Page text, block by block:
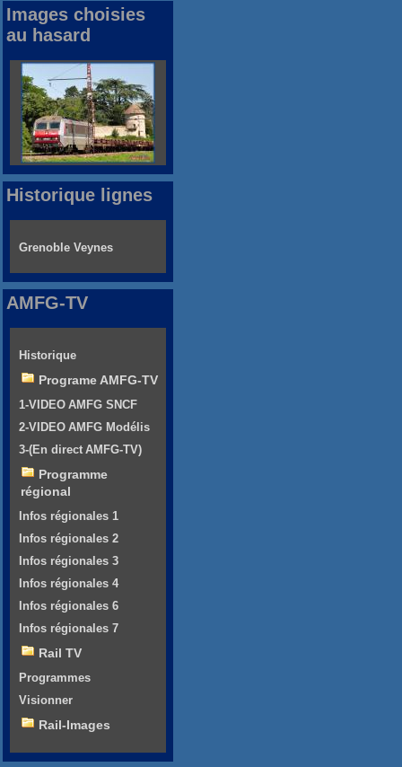
Images choisies
au hasard
Historique lignes
Grenoble Veynes
AMFG-TV
Historique
Programe AMFG-TV
1-VIDEO AMFG SNCF
2-VIDEO AMFG Modélis
3-(En direct AMFG-TV)
Programme
régional
Infos régionales 1
Infos régionales 2
Infos régionales 3
Infos régionales 4
Infos régionales 6
Infos régionales 7
Rail TV
Programmes
Visionner
Rail-Images